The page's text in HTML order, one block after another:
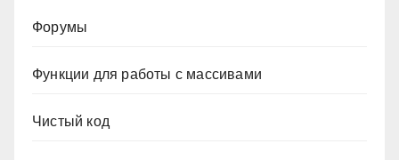
Форумы
Функции для работы с массивами
Чистый код